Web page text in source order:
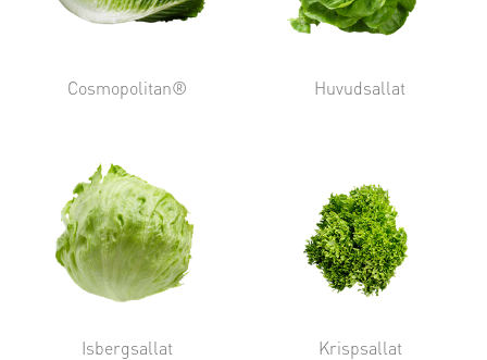
Cosmopolitan® Huvudsallat
Isbergsallat Krispsallat